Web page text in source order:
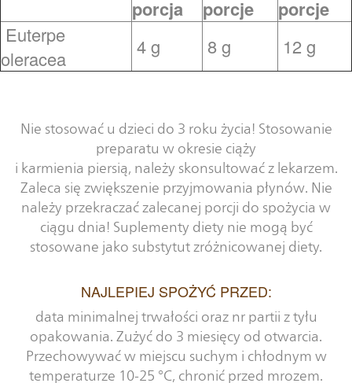
porcja
porcje
porcje
Euterpe
oleracea
4 g 8 g 12 g
Nie stosować u dzieci do 3 roku życia! Stosowanie
preparatu w okresie ciąży
i karmienia piersią, należy skonsultować z lekarzem.
Zaleca się zwiększenie przyjmowania płynów. Nie
należy przekraczać zalecanej porcji do spożycia w
ciągu dnia! Suplementy diety nie mogą być
stosowane jako substytut zróżnicowanej diety.
NAJLEPIEJ SPOŻYĆ PRZED:
data minimalnej trwałości oraz nr partii z tyłu
opakowania. Zużyć do 3 miesięcy od otwarcia.
Przechowywać w miejscu suchym i chłodnym w
temperaturze 10-25 °C, chronić przed mrozem.